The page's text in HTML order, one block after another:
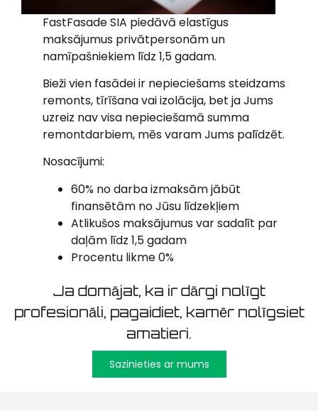
FastFasade SIA piedāvā elastīgus
maksājumus privātpersonām un
namīpašniekiem līdz 1,5 gadam.
Bieži vien fasādei ir nepieciešams steidzams
remonts, tīrīšana vai izolācija, bet ja Jums
uzreiz nav visa nepieciešamā summa
remontdarbiem, mēs varam Jums palīdzēt.
Nosacījumi:
60% no darba izmaksām jābūt
finansētām no Jūsu līdzekļiem
Atlikušos maksājumus var sadalīt par
daļām līdz 1,5 gadam
Procentu likme 0%
Ja domājat, ka ir dārgi nolīgt
profesionāli, pagaidiet, kamēr nolīgsiet
amatieri.
Sazinieties ar mums